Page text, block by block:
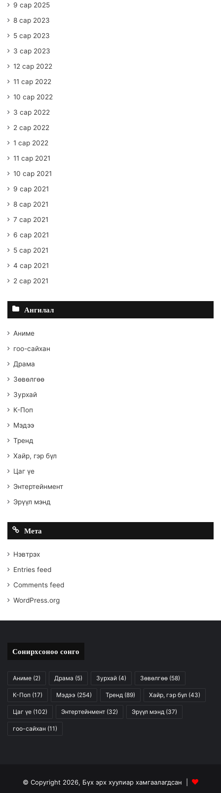
9 сар 2025
8 сар 2023
5 сар 2023
3 сар 2023
12 сар 2022
11 сар 2022
10 сар 2022
3 сар 2022
2 сар 2022
1 сар 2022
11 сар 2021
10 сар 2021
9 сар 2021
8 сар 2021
7 сар 2021
6 сар 2021
5 сар 2021
4 сар 2021
2 сар 2021
Ангилал
Аниме
гоо-сайхан
Драма
Зөвөлгөө
Зурхай
К-Поп
Мэдээ
Тренд
Хайр, гэр бүл
Цаг үе
Энтертейнмент
Эрүүл мэнд
Мета
Нэвтрэх
Entries feed
Comments feed
WordPress.org
Сонирхсоноо сонго
Аниме (2) Драма (5) Зурхай (4) Зөвөлгөө (58)
К-Поп (17) Мэдээ (254) Тренд (89) Хайр, гэр бүл (43)
Цаг үе (102) Энтертейнмент (32) Эрүүл мэнд (37)
гоо-сайхан (11)
© Copyright 2026, Бүх эрх хуулиар хамгаалагдсан |